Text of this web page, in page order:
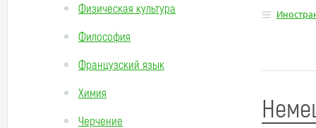
Физическая культура
Философия
Французский язык
Химия
Черчение